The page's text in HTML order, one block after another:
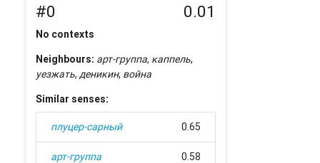
#0 0.01
No contexts
Neighbours: арт-группа, каппель,
уезжать,деникин, война
Similar senses:
плуцер-сарный 0.65
арт-группа 0.58